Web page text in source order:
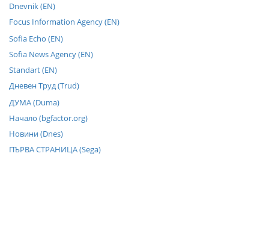
Dnevnik (EN)
Focus Information Agency (EN)
Sofia Echo (EN)
Sofia News Agency (EN)
Standart (EN)
Дневен Труд (Trud)
ДУМА (Duma)
Начало (bgfactor.org)
Новини (Dnes)
ПЪРВА СТРАНИЦА (Sega)